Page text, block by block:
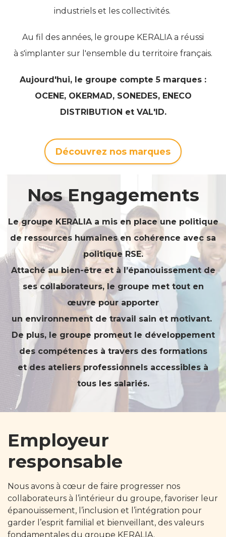
industriels et les collectivités.
Au fil des années, le groupe KERALIA a réussi
à s'implanter sur l'ensemble du territoire français.
Aujourd'hui, le groupe compte 5 marques :
OCENE, OKERMAD, SONEDES, ENECO
DISTRIBUTION et VAL'ID.
Découvrez nos marques
Nos Engagements
Le groupe KERALIA a mis en place une politique
de ressources humaines en cohérence avec sa
politique RSE.
Attaché au bien-être et à l’épanouissement de
ses collaborateurs, le groupe met tout en
œuvre pour apporter
un environnement de travail sain et motivant.
De plus, le groupe promeut le développement
des compétences à travers des formations
et des ateliers professionnels accessibles à
tous les salariés.
Employeur
responsable
Nous avons à cœur de faire progresser nos
collaborateurs à l’intérieur du groupe, favoriser leur
épanouissement, l’inclusion et l’intégration pour
garder l’esprit familial et bienveillant, des valeurs
fondamentales du groupe KERALIA.